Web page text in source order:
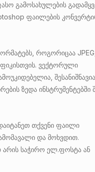
გამოსახულების
ფაილების
როგორიცაა
ვექტორული
შესანიშნავია
ზედა ინსტრუმენტებში
თქვენი ფაილი
და მოხვდით.
არის საჭირო ელ.ფოსტა ან